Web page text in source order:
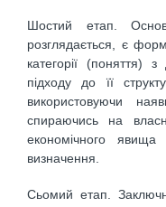
Шостий етап.
розглядається, є
категорії (поняття)
підходу до її
використовуючи
спираючись на
економічного
визначення.
Сьомий етап.